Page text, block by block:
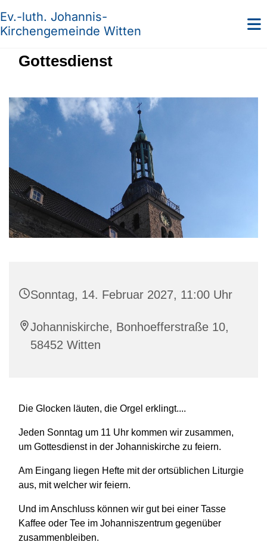
Ev.-luth. Johannis-
Kirchengemeinde Witten
Gottesdienst
Sonntag, 14. Februar 2027, 11:00 Uhr
Johanniskirche, Bonhoefferstraße 10,
58452 Witten
Die Glocken läuten, die Orgel erklingt....
Jeden Sonntag um 11 Uhr kommen wir zusammen,
um Gottesdienst in der Johanniskirche zu feiern.
Am Eingang liegen Hefte mit der ortsüblichen Liturgie
aus, mit welcher wir feiern.
Und im Anschluss können wir gut bei einer Tasse
Kaffee oder Tee im Johanniszentrum gegenüber
zusammenbleiben.